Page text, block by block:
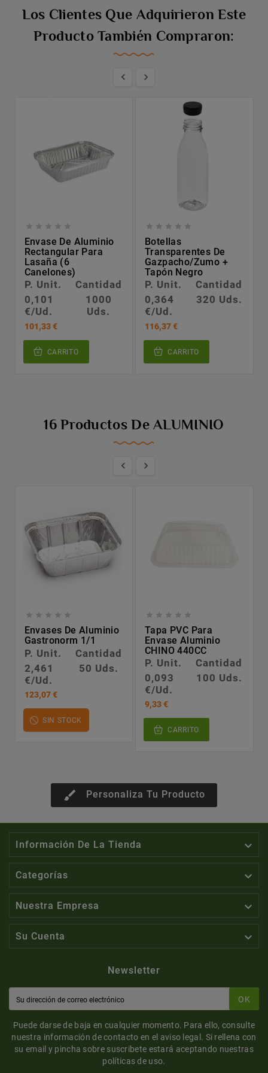
Los Clientes Que Adquirieron Este
Producto También Compraron:
 
    
Envase De Aluminio
Rectangular Para
Lasaña (6
Canelones)
P. Unit.
Cantidad
0,101
€/Ud.
1000
Uds.
101,33 €
CARRITO
    
Botellas
Transparentes De
Gazpacho/zumo +
Tapón Negro
P. Unit.
Cantidad
0,364
€/Ud.
320 Uds.
116,37 €
CARRITO
16 Productos De ALUMINIO
 
    
Envases De Aluminio
Gastronorm 1/1
P. Unit.
Cantidad
2,461
€/Ud.
50 Uds.
123,07 €
SIN STOCK
    
Tapa PVC Para
Envase Aluminio
CHINO 440CC
P. Unit.
Cantidad
0,093
€/Ud.
100 Uds.
9,33 €
CARRITO
brush Personaliza Tu Producto
Información De La Tienda 
Categorías 
Nuestra Empresa 
Su Cuenta 
Newsletter
OK
Puede darse de baja en cualquier momento. Para ello, consulte
nuestra información de contacto en el aviso legal. Si rellena con
su email y pincha sobre suscribete estará aceptando nuestras
políticas de uso.